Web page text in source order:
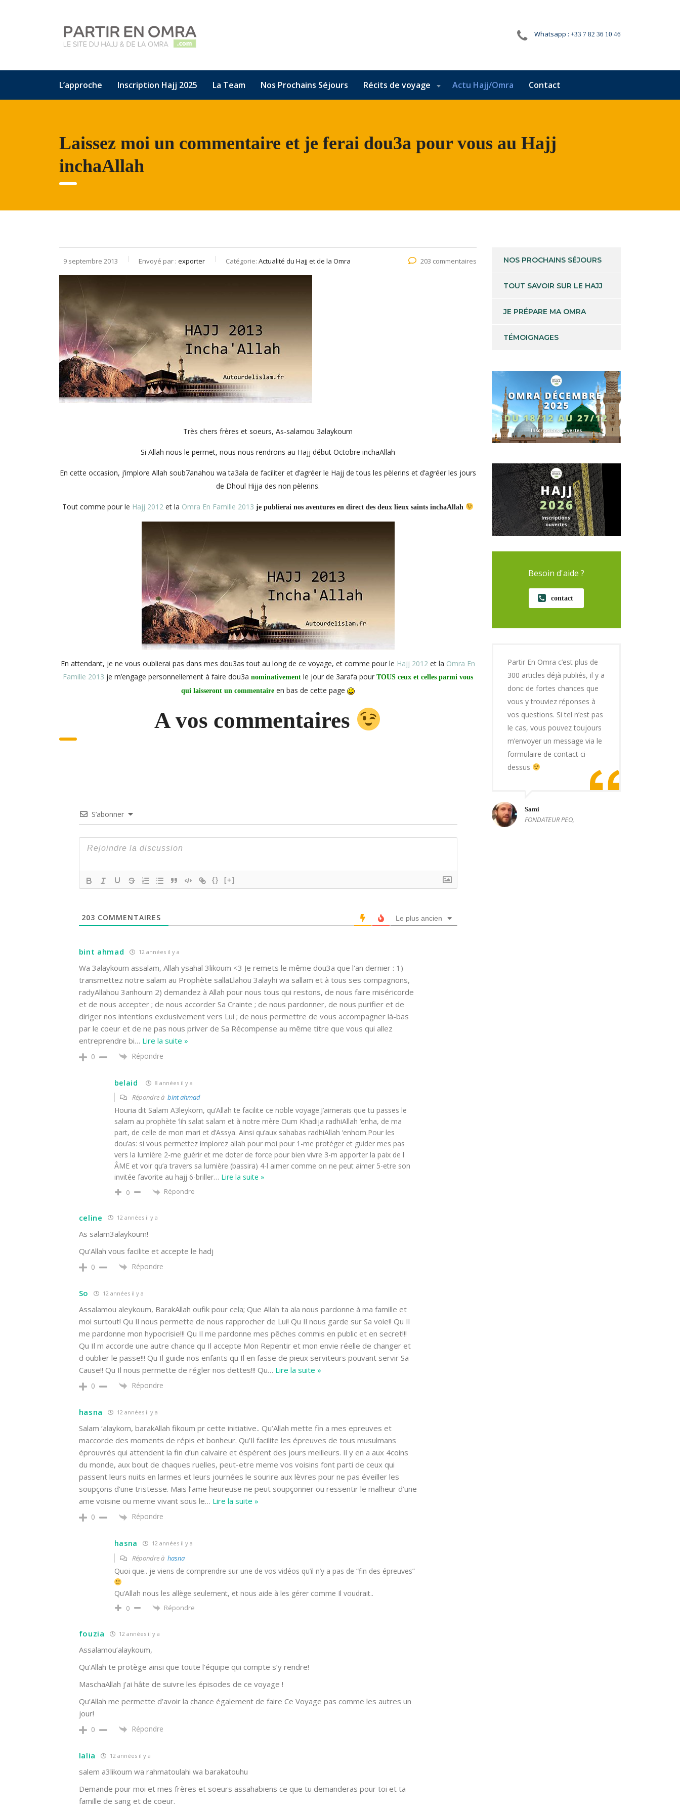
Whatsapp : +33 7 82 36 10 46
L’approche Inscription Hajj 2025 La Team Nos Prochains Séjours Récits de voyage Actu Hajj/Omra Contact
Laissez moi un commentaire et je ferai dou3a pour vous au Hajj
inchaAllah
9 septembre 2013 Envoyé par : exporter Catégorie: Actualité du Hajj et de la Omra 203 commentaires
Très chers frères et soeurs, As-salamou 3alaykoum
Si Allah nous le permet, nous nous rendrons au Hajj début Octobre inchaAllah
En cette occasion, j’implore Allah soub7anahou wa ta3ala de faciliter et d’agréer le Hajj de tous les pèlerins et d’agréer les jours
de Dhoul Hijja des non pèlerins.
Tout comme pour le Hajj 2012 et la Omra En Famille 2013 je publierai nos aventures en direct des deux lieux saints inchaAllah
En attendant, je ne vous oublierai pas dans mes dou3as tout au long de ce voyage, et comme pour le Hajj 2012 et la Omra En
Famille 2013 je m’engage personnellement à faire dou3a nominativement le jour de 3arafa pour TOUS ceux et celles parmi vous
qui laisseront un commentaire en bas de cette page
A vos commentaires
S’abonner
{} [+]
203 COMMENTAIRES Le plus ancien
bint ahmad 12 années il y a
Wa 3alaykoum assalam, Allah ysahal 3likoum <3 Je remets le même dou3a que l'an dernier : 1)
transmettez notre salam au Prophète sallaLlahou 3alayhi wa sallam et à tous ses compagnons,
radyAllahou 3anhoum 2) demandez à Allah pour nous tous qui restons, de nous faire miséricorde
et de nous accepter ; de nous accorder Sa Crainte ; de nous pardonner, de nous purifier et de
diriger nos intentions exclusivement vers Lui ; de nous permettre de vous accompagner là-bas
par le coeur et de ne pas nous priver de Sa Récompense au même titre que vous qui allez
entreprendre bi… Lire la suite »
0 Répondre
belaid 8 années il y a
Répondre à bint ahmad
Houria dit Salam A3leykom, qu’Allah te facilite ce noble voyage.J’aimerais que tu passes le
salam au prophète ‘lih salat salam et à notre mère Oum Khadija radhiAllah ‘enha, de ma
part, de celle de mon mari et d’Assya. Ainsi qu’aux sahabas radhiAllah ‘enhom.Pour les
dou’as: si vous permettez implorez allah pour moi pour 1-me protéger et guider mes pas
vers la lumière 2-me guérir et me doter de force pour bien vivre 3-m apporter la paix de l
ÂME et voir qu’a travers sa lumière (bassira) 4-l aimer comme on ne peut aimer 5-etre son
invitée favorite au hajj 6-briller… Lire la suite »
0 Répondre
celine 12 années il y a
As salam3alaykoum!
Qu’Allah vous facilite et accepte le hadj
0 Répondre
So 12 années il y a
Assalamou aleykoum, BarakAllah oufik pour cela; Que Allah ta ala nous pardonne à ma famille et
moi surtout! Qu Il nous permette de nous rapprocher de Lui! Qu Il nous garde sur Sa voie!! Qu Il
me pardonne mon hypocrisie!!! Qu Il me pardonne mes pêches commis en public et en secret!!!
Qu Il m accorde une autre chance qu Il accepte Mon Repentir et mon envie réelle de changer et
d oublier le passe!!! Qu Il guide nos enfants qu Il en fasse de pieux serviteurs pouvant servir Sa
Cause!! Qu Il nous permette de régler nos dettes!!! Qu… Lire la suite »
0 Répondre
hasna 12 années il y a
Salam ‘alaykom, barakAllah fikoum pr cette initiative.. Qu’Allah mette fin a mes epreuves et
maccorde des moments de répis et bonheur. Qu’Il facilite les épreuves de tous musulmans
éprouvrés qui attendent la fin d’un calvaire et éspérent des jours meilleurs. Il y en a aux 4coins
du monde, aux bout de chaques ruelles, peut-etre meme vos voisins font parti de ceux qui
passent leurs nuits en larmes et leurs journées le sourire aux lèvres pour ne pas éveiller les
soupçons d’une tristesse. Mais l’ame heureuse ne peut soupçonner ou ressentir le malheur d’une
ame voisine ou meme vivant sous le… Lire la suite »
0 Répondre
hasna 12 années il y a
Répondre à hasna
Quoi que.. je viens de comprendre sur une de vos vidéos qu’il n’y a pas de “fin des épreuves”
Qu’Allah nous les allège seulement, et nous aide à les gérer comme Il voudrait..
0 Répondre
fouzia 12 années il y a
Assalamou’alaykoum,
Qu’Allah te protège ainsi que toute l’équipe qui compte s’y rendre!
MaschaAllah j’ai hâte de suivre les épisodes de ce voyage !
Qu’Allah me permette d’avoir la chance également de faire Ce Voyage pas comme les autres un
jour!
0 Répondre
lalia 12 années il y a
salem a3likoum wa rahmatoulahi wa barakatouhu
Demande pour moi et mes frères et soeurs assahabiens ce que tu demanderas pour toi et ta
famille de sang et de coeur.
NOS PROCHAINS SÉJOURS
TOUT SAVOIR SUR LE HAJJ
JE PRÉPARE MA OMRA
TÉMOIGNAGES
Besoin d'aide ?
contact
Partir En Omra c’est plus de
300 articles déjà publiés, il y a
donc de fortes chances que
vous y trouviez réponses à
vos questions. Si tel n’est pas
le cas, vous pouvez toujours
m’envoyer un message via le
formulaire de contact ci-
dessus
Sami
FONDATEUR PEO,